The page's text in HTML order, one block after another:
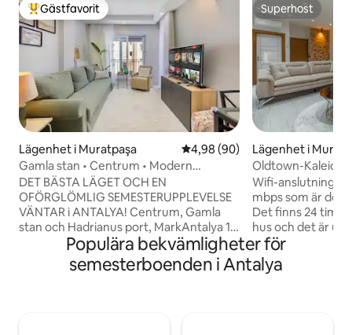
Populär gästfavorit
Gästfavorit
Lägenhet i Muratpaşa 4,98 av 5 i genomsnittligt
4,98 (90)
Gamla stan • Centrum • Modern
lägenhet • Snabbt wifi
DET BÄSTA LÄGET OCH EN
OFÖRGLÖMLIG SEMESTERUPPLEVELSE
VÄNTAR i ANTALYA! Centrum, Gamla
stan och Hadrianus port, MarkAntalya 10
minuters promenad 🌊Konyaalti-
stranden 15 min, Lara-stranden 20 min.
✈️Flygplats 20 min 🏡Modern och
Superhost
Superhost
Lägenhet i
Oldtown-Kaleici
Wifi-
mbps som är den
Det finns 24
hus och det är
vardagsrum.
vardagsrummet.
Populära bekvämligheter för
semesterboenden i Antalya